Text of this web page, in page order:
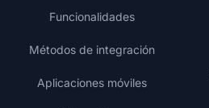
Funcionalidades
Métodos de integración
Aplicaciones móviles